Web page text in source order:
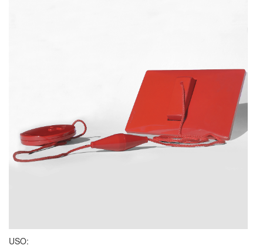
USO: